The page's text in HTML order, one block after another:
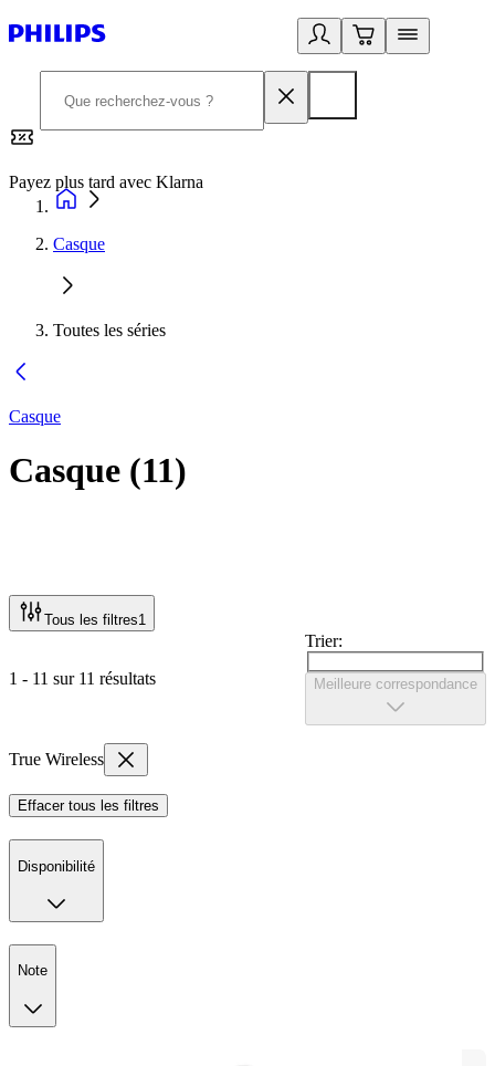
Payez plus tard avec Klarna
Casque
Toutes les séries
Casque
Casque (11)
Tous les filtres1
1 - 11 sur 11 résultats
Trier:
Meilleure correspondance
True Wireless
Effacer tous les filtres
Disponibilité
Note